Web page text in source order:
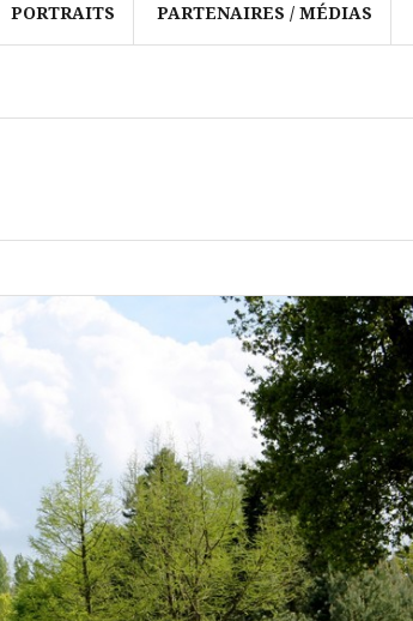
PORTRAITS PARTENAIRES / MÉDIAS